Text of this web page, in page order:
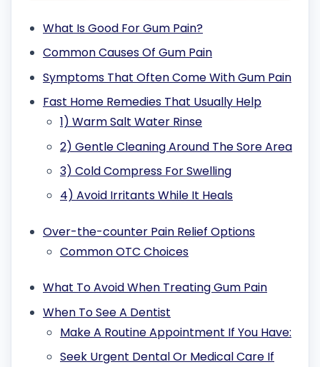
What Is Good For Gum Pain?
Common Causes Of Gum Pain
Symptoms That Often Come With Gum Pain
Fast Home Remedies That Usually Help
1) Warm Salt Water Rinse
2) Gentle Cleaning Around The Sore Area
3) Cold Compress For Swelling
4) Avoid Irritants While It Heals
Over-the-counter Pain Relief Options
Common OTC Choices
What To Avoid When Treating Gum Pain
When To See A Dentist
Make A Routine Appointment If You Have:
Seek Urgent Dental Or Medical Care If